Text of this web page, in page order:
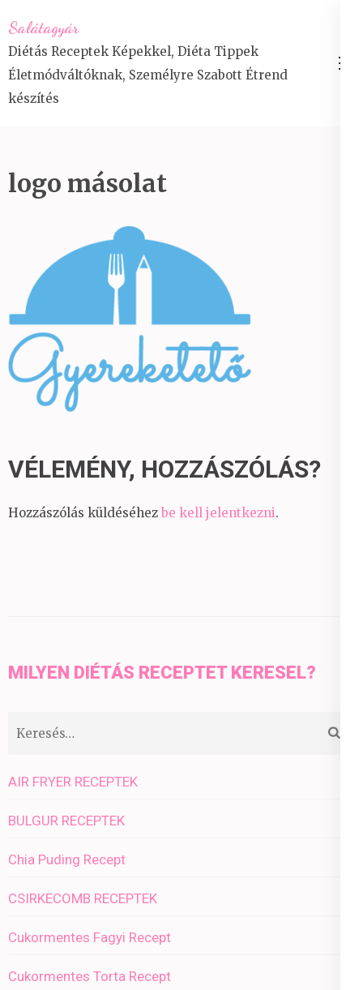
to
content
(Press
Enter)
Salátagyár
Diétás Receptek Képekkel, Diéta Tippek
Életmódváltóknak, Személyre Szabott Étrend
készítés
logo másolat
VÉLEMÉNY, HOZZÁSZÓLÁS?
Hozzászólás küldéséhez be kell jelentkezni.
MILYEN DIÉTÁS RECEPTET KERESEL?
AIR FRYER RECEPTEK
BULGUR RECEPTEK
Chia Puding Recept
CSIRKECOMB RECEPTEK
Cukormentes Fagyi Recept
Cukormentes Torta Recept